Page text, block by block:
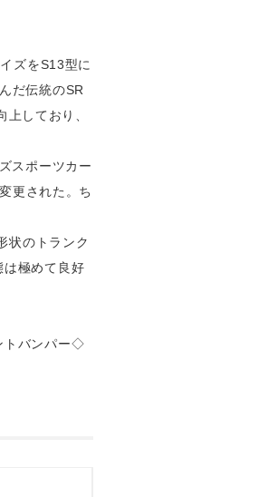
ズをS13型に
だ伝統のSR
しており、
スポーツカー
更された。ち
状のトランク
は極めて良好
トバンパー◇